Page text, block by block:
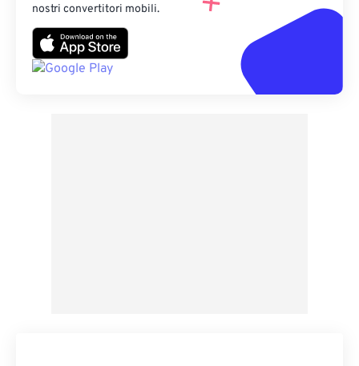
nostri convertitori mobili.